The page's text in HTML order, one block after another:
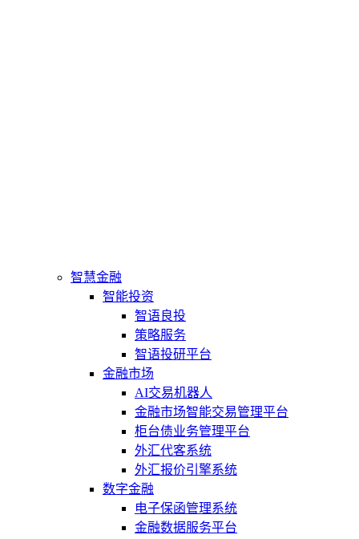
智慧金融
智能投资
智语良投
策略服务
智语投研平台
金融市场
AI交易机器人
金融市场智能交易管理平台
柜台债业务管理平台
外汇代客系统
外汇报价引擎系统
数字金融
电子保函管理系统
金融数据服务平台